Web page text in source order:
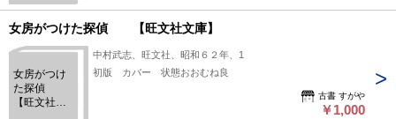
女房がつけた探偵 【旺文社文庫】
女房がつけ
た探偵
【旺文社文
中村武志、旺文社、昭和６２年、1
初版 カバー 状態おおむね良
古書 すがや
￥1,000